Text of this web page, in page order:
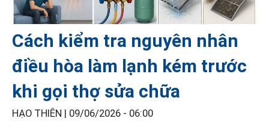
Cách kiểm tra nguyên nhân
điều hòa làm lạnh kém trước
khi gọi thợ sửa chữa
HẠO THIÊN | 09/06/2026 - 06:00